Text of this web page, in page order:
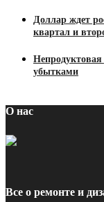
Доллар ждет
квартал и
Непродуктовая
убытками
О нас
Все о ремонте и